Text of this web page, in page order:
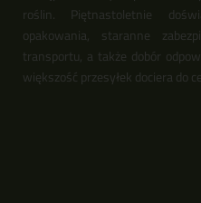
roślin. Piętnastoletnie
opakowania, staranne
transportu, a także dobór
większość przesyłek dociera do